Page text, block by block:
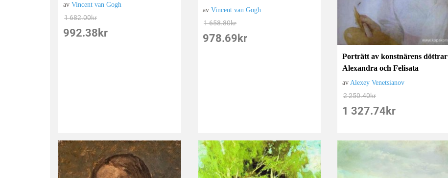
avVincent van Gogh
1 682.00kr
992.38 kr
avVincent van Gogh
1 658.80kr
978.69 kr
Porträtt av konstnärens döttrar
Alexandra och Felisata
av Alexey Venetsianov
2 250.40kr
1 327.74 kr